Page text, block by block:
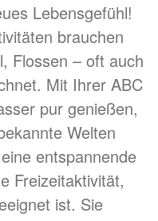
Lebensgefühl!
brauchen
Flossen – oft auch
Mit Ihrer ABC
pur genießen,
Welten
entspannende
Freizeitaktivität,
ist. Sie